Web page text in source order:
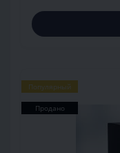
Популярный
Продано